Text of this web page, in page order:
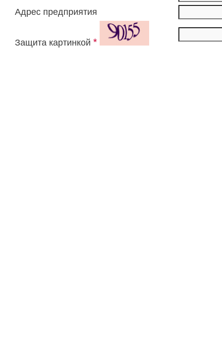
Адрес предприятия
Защита картинкой *